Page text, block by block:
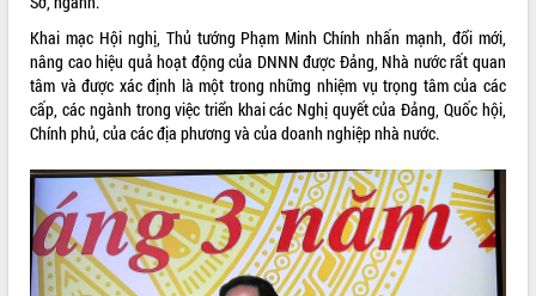
VIDEO
Loading the player...
Khám bệnh, cấp phát thuốc miễn phí
và tặng quà người dân xã Cư Pui
Hội nghị UBND tỉnh Đắk Lắk thường kỳ
tháng 7/2026
Khai mạc Hội nghị, Thủ tướng Phạm Minh Chính nhấn mạnh, đổi mới,
nâng cao hiệu quả hoạt động của DNNN được Đảng, Nhà nước rất quan
tâm và được xác định là một trong những nhiệm vụ trọng tâm của các
cấp, các ngành trong việc triển khai các Nghị quyết của Đảng, Quốc hội,
Chính phủ, của các địa phương và của doanh nghiệp nhà nước.